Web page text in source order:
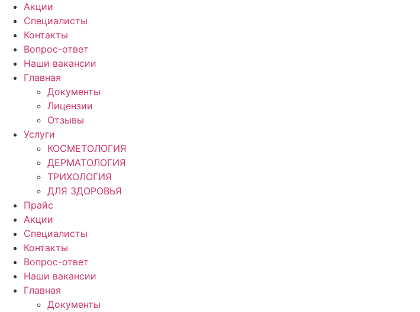
Акции
Специалисты
Контакты
Вопрос-ответ
Наши вакансии
Главная
Документы
Лицензии
Отзывы
Услуги
КОСМЕТОЛОГИЯ
ДЕРМАТОЛОГИЯ
ТРИХОЛОГИЯ
ДЛЯ ЗДОРОВЬЯ
Прайс
Акции
Специалисты
Контакты
Вопрос-ответ
Наши вакансии
Главная
Документы